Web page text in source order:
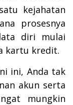
kejahatan
prosesnya
diri mulai
kartu kredit.
ini, Anda tak
akun serta
mungkin